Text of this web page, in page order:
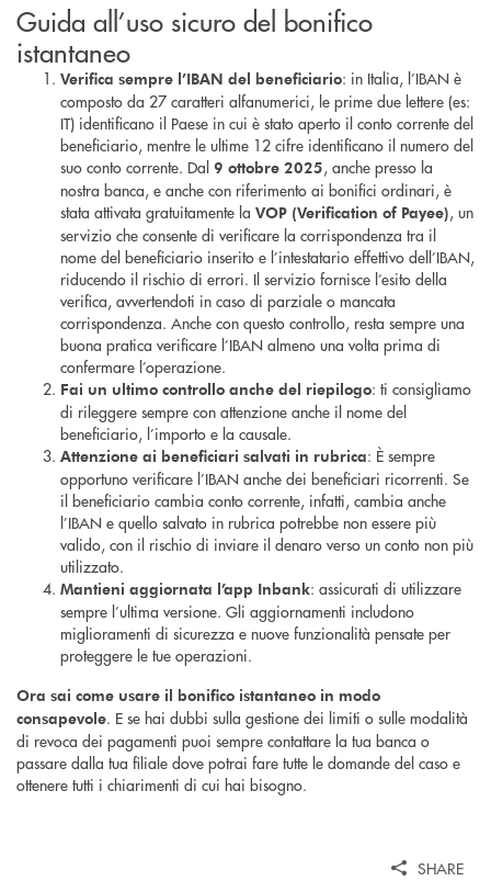
Guida all’uso sicuro del bonifico
istantaneo
Verifica sempre l’IBAN del beneficiario: in Italia, l’IBAN è
composto da 27 caratteri alfanumerici, le prime due lettere (es:
IT) identificano il Paese in cui è stato aperto il conto corrente del
beneficiario, mentre le ultime 12 cifre identificano il numero del
suo conto corrente. Dal 9 ottobre 2025, anche presso la
nostra banca, e anche con riferimento ai bonifici ordinari, è
stata attivata gratuitamente la VOP (Verification of Payee), un
servizio che consente di verificare la corrispondenza tra il
nome del beneficiario inserito e l’intestatario effettivo dell’IBAN,
riducendo il rischio di errori. Il servizio fornisce l’esito della
verifica, avvertendoti in caso di parziale o mancata
corrispondenza. Anche con questo controllo, resta sempre una
buona pratica verificare l’IBAN almeno una volta prima di
confermare l’operazione.
Fai un ultimo controllo anche del riepilogo: ti consigliamo
di rileggere sempre con attenzione anche il nome del
beneficiario, l’importo e la causale.
Attenzione ai beneficiari salvati in rubrica: È sempre
opportuno verificare l’IBAN anche dei beneficiari ricorrenti. Se
il beneficiario cambia conto corrente, infatti, cambia anche
l’IBAN e quello salvato in rubrica potrebbe non essere più
valido, con il rischio di inviare il denaro verso un conto non più
utilizzato.
Mantieni aggiornata l’app Inbank: assicurati di utilizzare
sempre l’ultima versione. Gli aggiornamenti includono
miglioramenti di sicurezza e nuove funzionalità pensate per
proteggere le tue operazioni.
Ora sai come usare il bonifico istantaneo in modo
consapevole. E se hai dubbi sulla gestione dei limiti o sulle modalità
di revoca dei pagamenti puoi sempre contattare la tua banca o
passare dalla tua filiale dove potrai fare tutte le domande del caso e
ottenere tutti i chiarimenti di cui hai bisogno.
SHARE